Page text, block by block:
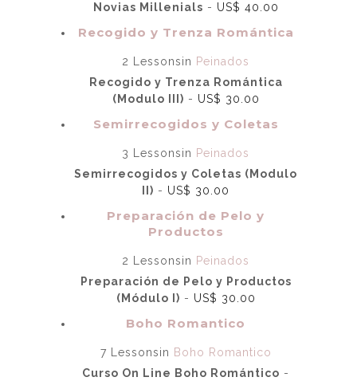
Novias Millenials - US$ 40.00
Recogido y Trenza Romántica
2 Lessonsin Peinados
Recogido y Trenza Romántica
(Modulo III) - US$ 30.00
Semirrecogidos y Coletas
3 Lessonsin Peinados
Semirrecogidos y Coletas (Modulo
II) - US$ 30.00
Preparación de Pelo y
Productos
2 Lessonsin Peinados
Preparación de Pelo y Productos
(Módulo I) - US$ 30.00
Boho Romantico
7 Lessonsin Boho Romantico
Curso On Line Boho Romántico -